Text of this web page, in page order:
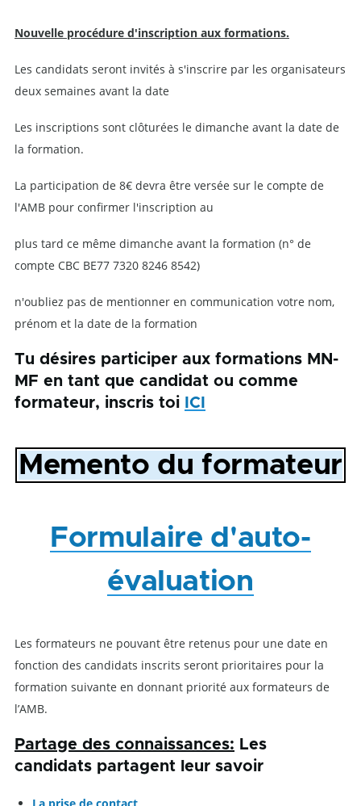
Nouvelle procédure d'inscription aux formations.
Les candidats seront invités à s'inscrire par les organisateurs
deux semaines avant la date
Les inscriptions sont clôturées le dimanche avant la date de
la formation.
La participation de 8€ devra être versée sur le compte de
l'AMB pour confirmer l'inscription au
plus tard ce même dimanche avant la formation (n° de
compte CBC BE77 7320 8246 8542)
n'oubliez pas de mentionner en communication votre nom,
prénom et la date de la formation
Tu désires participer aux formations MN-
MF en tant que candidat ou comme
formateur, inscris toi ICI
Memento du formateur
Formulaire d'auto-
évaluation
Les formateurs ne pouvant être retenus pour une date en
fonction des candidats inscrits seront prioritaires pour la
formation suivante en donnant priorité aux formateurs de
l’AMB.
Partage des connaissances: Les
candidats partagent leur savoir